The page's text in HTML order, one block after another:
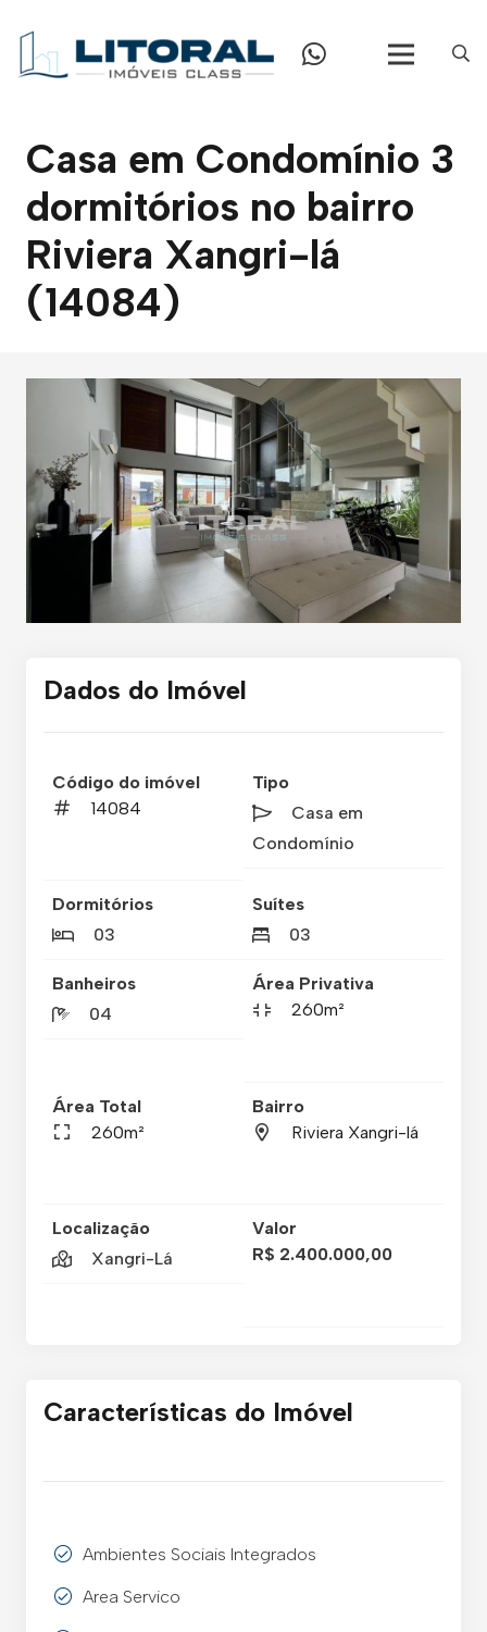
Casa em Condomínio 3
dormitórios no bairro
Riviera Xangri-lá
(14084)
Dados do Imóvel
Código do imóvel
14084
Tipo
Casa em
Condomínio
Dormitórios
03
Suítes
03
Banheiros
04
Área Privativa
260m²
Área Total
260m²
Bairro
Riviera Xangri-lá
Localização
Xangri-Lá
Valor
R$ 2.400.000,00
Características do Imóvel
Ambientes Sociais Integrados
Area Servico